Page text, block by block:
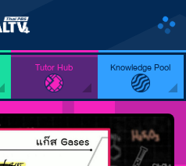
Tutor Hub Knowledge Pool